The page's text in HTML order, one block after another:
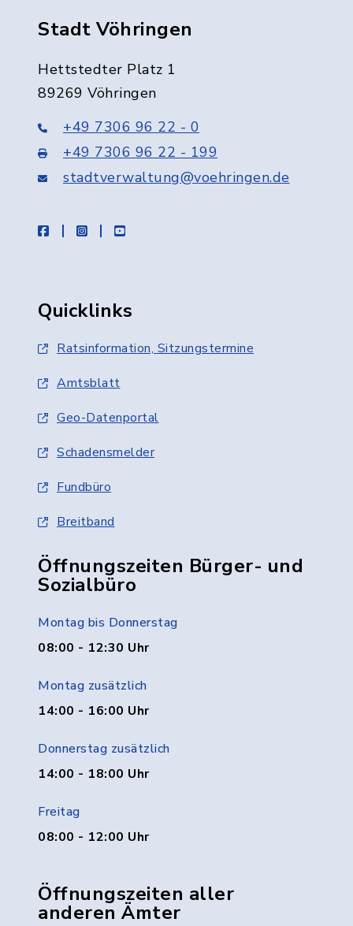
Stadt Vöhringen
Hettstedter Platz 1
89269 Vöhringen
+49 7306 96 22 - 0
+49 7306 96 22 - 199
stadtverwaltung@voehringen.de
facebookinstagramyoutube
Quicklinks
Ratsinformation, Sitzungstermine
Amtsblatt
Geo-Datenportal
Schadensmelder
Fundbüro
Breitband
Öffnungszeiten Bürger- und
Sozialbüro
Montag bis Donnerstag
08:00 - 12:30 Uhr
Montag zusätzlich
14:00 - 16:00 Uhr
Donnerstag zusätzlich
14:00 - 18:00 Uhr
Freitag
08:00 - 12:00 Uhr
Öffnungszeiten aller
anderen Ämter